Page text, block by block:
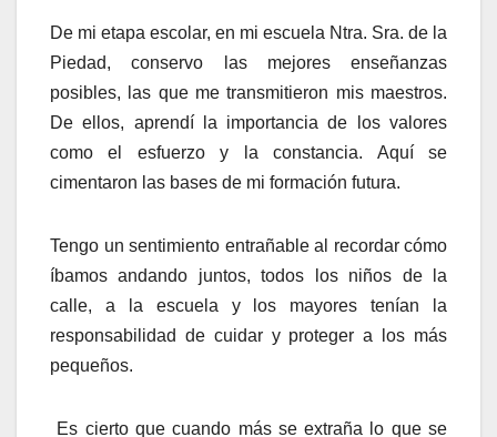
De mi etapa escolar, en mi escuela Ntra. Sra. de la
Piedad, conservo las mejores enseñanzas
posibles, las que me transmitieron mis maestros.
De ellos, aprendí la importancia de los valores
como el esfuerzo y la constancia. Aquí se
cimentaron las bases de mi formación futura.
Tengo un sentimiento entrañable al recordar cómo
íbamos andando juntos, todos los niños de la
calle, a la escuela y los mayores tenían la
responsabilidad de cuidar y proteger a los más
pequeños.
Es cierto que cuando más se extraña lo que se